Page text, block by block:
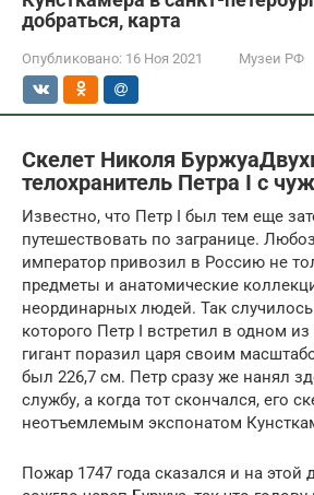
добраться, карта
Опубликовано: 16 Ноя 2021 Музеи РФ
Скелет Николя
телохранитель Петра I с
Известно, что Петр I был тем еще
путешествовать по загранице.
император привозил в Россию не
предметы и анатомические
неординарных людей. Так
которого Петр I встретил в одном
гигант поразил царя своим
был 226,7 см. Петр сразу же нанял
службу, а когда тот скончался, его
неотъемлемым экспонатом
Пожар 1747 года сказался и на этой